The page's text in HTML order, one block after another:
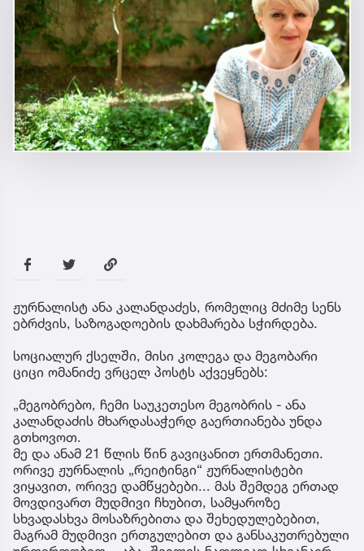
ჟურნალისტ ანა კალანდაძეს, რომელიც მძიმე სენს
ებრძვის, საზოგადოების დახმარება სჭირდება.
სოციალურ ქსელში, მისი კოლეგა და მეგობარი
ციცი ომანიძე ვრცელ პოსტს აქვეყნებს:
„მეგობრებო, ჩემი საუკეთესო მეგობრის - ანა
კალანდაძის მხარდასაჭერდ გაერთიანება უნდა
გთხოვოთ.
მე და ანამ 21 წლის წინ გავიცანით ერთმანეთი.
ორივე ჟურნალის „რეიტინგი“ ჟურნალისტები
ვიყავით, ორივე დამწყებები... მას შემდეგ ერთად
მოვდივართ მუდმივი ჩხუბით, სამყაროზე
სხვადასხვა მოსაზრებითა და შეხედულებებით,
მაგრამ მუდმივი ერთგულებით და განსაკუთრებული